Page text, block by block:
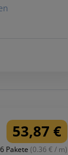
53,87 €
Pakete (0.36 € / m)